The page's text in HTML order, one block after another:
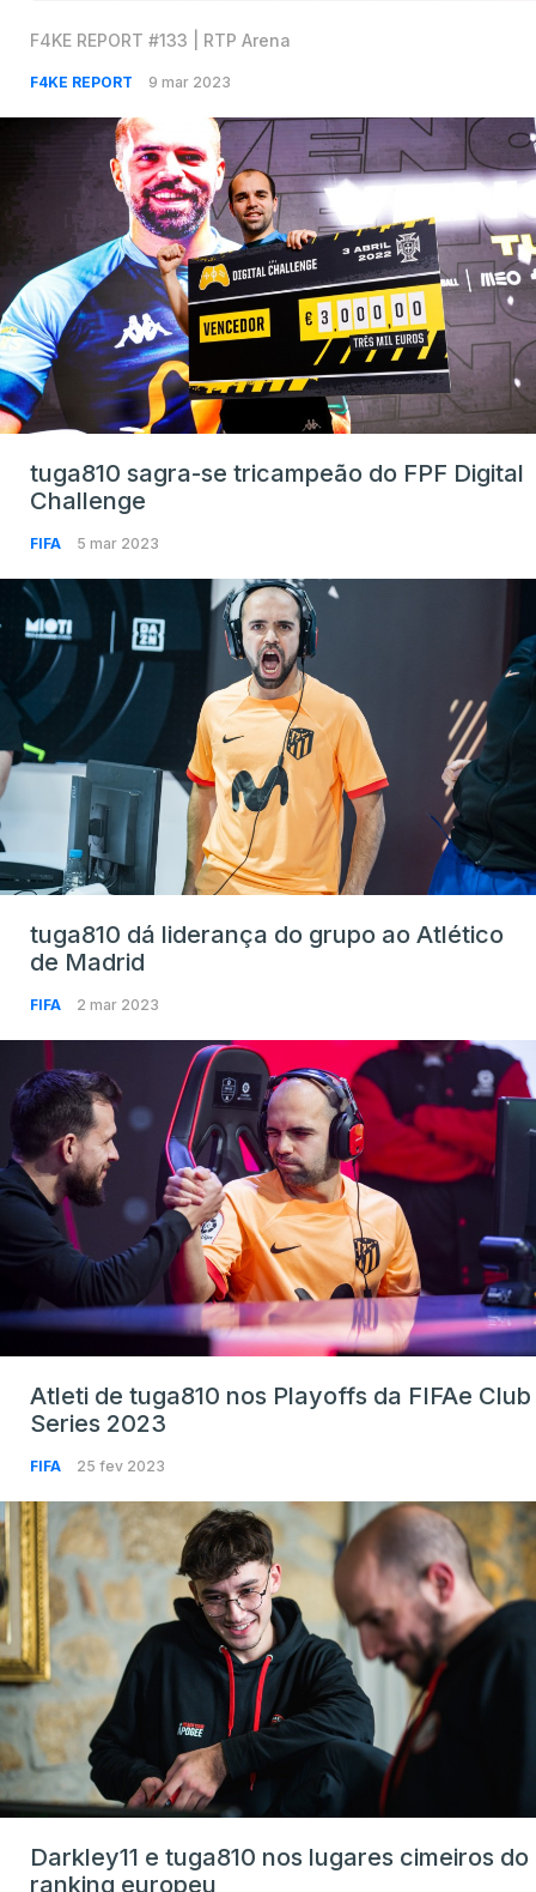
F4KE REPORT #133 | RTP Arena
F4KE REPORT 9 mar 2023
tuga810 sagra-se tricampeão do FPF Digital
Challenge
FIFA 5 mar 2023
tuga810 dá liderança do grupo ao Atlético
de Madrid
FIFA 2 mar 2023
Atleti de tuga810 nos Playoffs da FIFAe Club
Series 2023
FIFA 25 fev 2023
Darkley11 e tuga810 nos lugares cimeiros do
ranking europeu